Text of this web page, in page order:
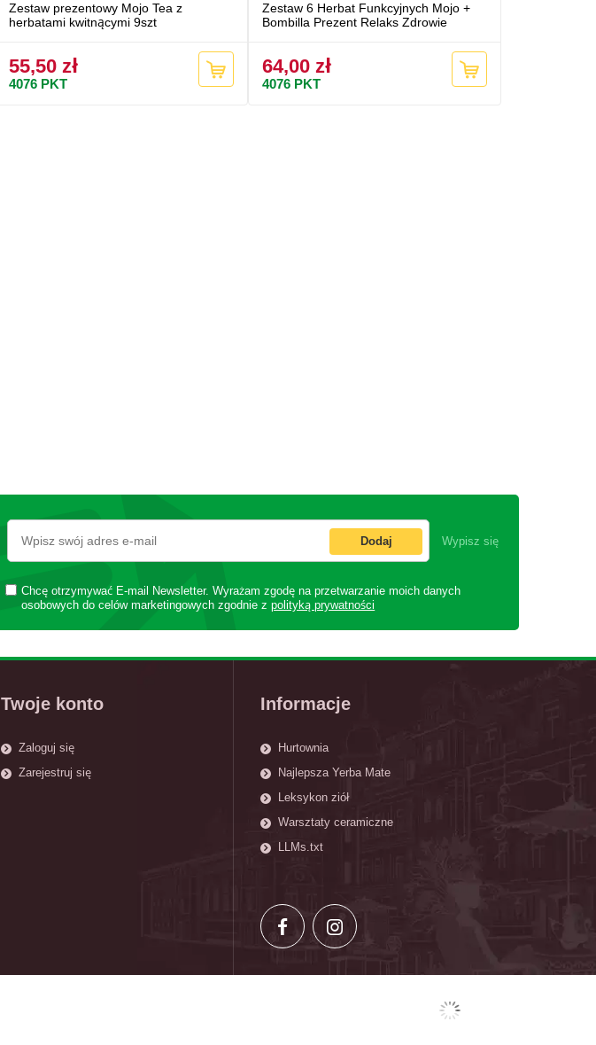
Zestaw prezentowy Mojo Tea z
herbatami kwitnącymi 9szt
55,50 zł
4076 PKT
Zestaw 6 Herbat Funkcyjnych Mojo +
Bombilla Prezent Relaks Zdrowie
64,00 zł
4076 PKT
Dodaj Wypisz się
Chcę otrzymywać E-mail Newsletter. Wyrażam zgodę na przetwarzanie moich danych
osobowych do celów marketingowych zgodnie zpolityką prywatności
Twoje konto
Zaloguj się
Zarejestruj się
Informacje
Hurtownia
Najlepsza Yerba Mate
Leksykon ziół
Warsztaty ceramiczne
LLMs.txt